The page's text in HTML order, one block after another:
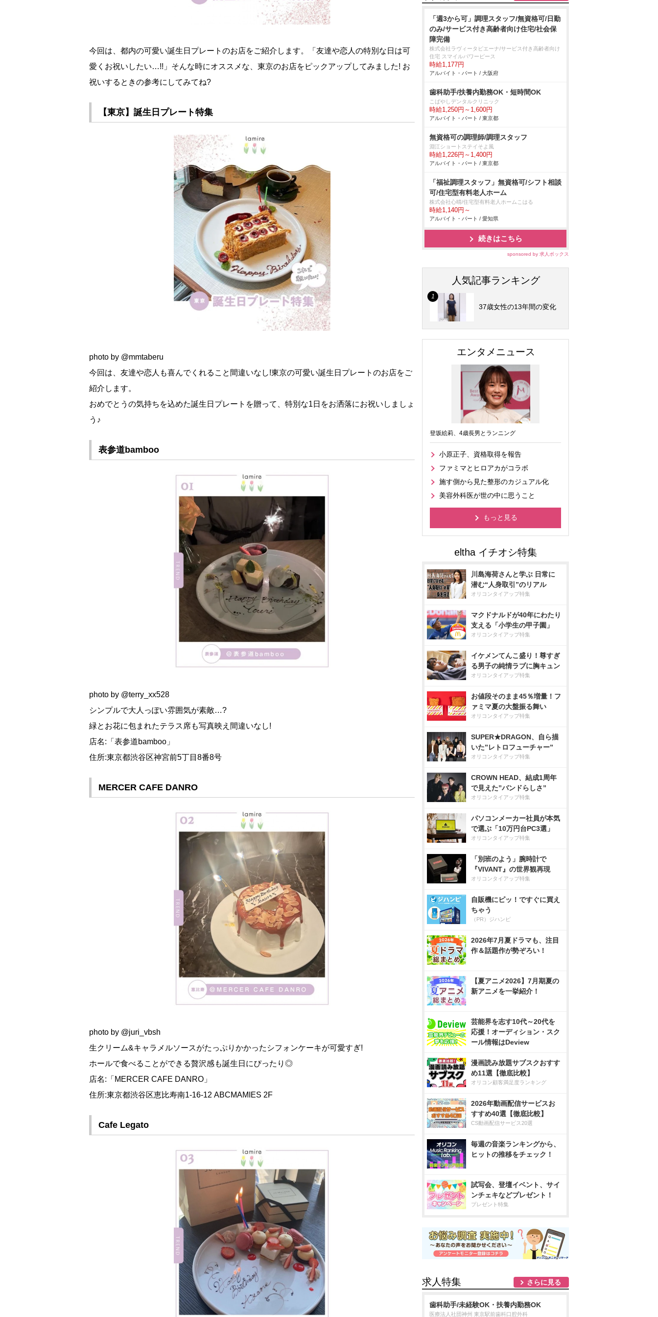
今回は、都内の可愛い誕生日プレートのお店をご紹介します。「友達や恋人の特別な日は可
愛くお祝いしたい…!!」そんな時にオススメな、東京のお店をピックアップしてみました! お
祝いするときの参考にしてみてね?
【東京】誕生日プレート特集
photo by @mmtaberu
今回は、友達や恋人も喜んでくれること間違いなし!東京の可愛い誕生日プレートのお店をご
紹介します。
おめでとうの気持ちを込めた誕生日プレートを贈って、特別な1日をお洒落にお祝いしましょ
う♪
表参道bamboo
photo by @terry_xx528
シンプルで大人っぽい雰囲気が素敵…?
緑とお花に包まれたテラス席も写真映え間違いなし!
店名:「表参道bamboo」
住所:東京都渋谷区神宮前5丁目8番8号
MERCER CAFE DANRO
photo by @juri_vbsh
生クリーム&キャラメルソースがたっぷりかかったシフォンケーキが可愛すぎ!
ホールで食べることができる贅沢感も誕生日にぴったり◎
店名:「MERCER CAFE DANRO」
住所:東京都渋谷区恵比寿南1-16-12 ABCMAMIES 2F
Cafe Legato
「週3から可」調理スタッフ/無資格可/日勤
のみ/サービス付き高齢者向け住宅/社会保
障完備
株式会社ラヴィータピエーナ/サービス付き高齢者向け
住宅 スマイルパワーピース
時給1,177円
アルバイト・パート / 大阪府
歯科助手/扶養内勤務OK・短時間OK
こばやしデンタルクリニック
時給1,250円～1,600円
アルバイト・パート / 東京都
無資格可の調理師/調理スタッフ
淵江ショートステイそよ風
時給1,226円～1,400円
アルバイト・パート / 東京都
「福祉調理スタッフ」無資格可/シフト相談
可/住宅型有料老人ホーム
株式会社心晴/住宅型有料老人ホームこはる
時給1,140円～
アルバイト・パート / 愛知県
続きはこちら
sponsored by 求人ボックス
人気記事ランキング
37歳女性の13年間の変化
エンタメニュース
登坂絵莉、4歳長男とランニング
小原正子、資格取得を報告
ファミマとヒロアカがコラボ
施す側から見た整形のカジュアル化
美容外科医が世の中に思うこと
もっと見る
川島海荷さんと学ぶ 日常に
潜む“人身取引”のリアル
オリコンタイアップ特集
マクドナルドが40年にわたり
支える「小学生の甲子園」
オリコンタイアップ特集
イケメンてんこ盛り！尊すぎ
る男子の純情ラブに胸キュン
オリコンタイアップ特集
お値段そのまま45％増量！フ
ァミマ夏の大盤振る舞い
オリコンタイアップ特集
SUPER★DRAGON、自ら描
いた”レトロフューチャー”
オリコンタイアップ特集
CROWN HEAD、結成1周年
で見えた”バンドらしさ”
オリコンタイアップ特集
パソコンメーカー社員が本気
で選ぶ「10万円台PC3選」
オリコンタイアップ特集
「別班のよう」腕時計で
『VIVANT』の世界観再現
オリコンタイアップ特集
自販機にピッ！ですぐに買え
ちゃう
（PR）ジハンピ
2026年7月夏ドラマも、注目
作＆話題作が勢ぞろい！
【夏アニメ2026】7月期夏の
新アニメを一挙紹介！
芸能界を志す10代～20代を
応援！オーディション・スク
ール情報はDeview
漫画読み放題サブスクおすす
め11選【徹底比較】
オリコン顧客満足度ランキング
2026年動画配信サービスお
すすめ40選【徹底比較】
CS動画配信サービス20選
毎週の音楽ランキングから、
ヒットの推移をチェック！
試写会、登壇イベント、サイ
ンチェキなどプレゼント！
プレゼント特集
求人特集 さらに見る
歯科助手/未経験OK・扶養内勤務OK
医療法人社団神州 東京駅前歯科口腔外科